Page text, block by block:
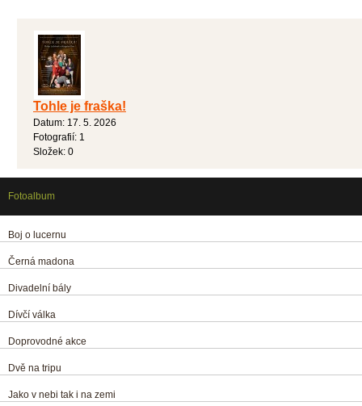
Tohle je fraška!
Datum: 17. 5. 2026
Fotografií: 1
Složek: 0
Fotoalbum
Boj o lucernu
Černá madona
Divadelní bály
Dívčí válka
Doprovodné akce
Dvě na tripu
Jako v nebi tak i na zemi